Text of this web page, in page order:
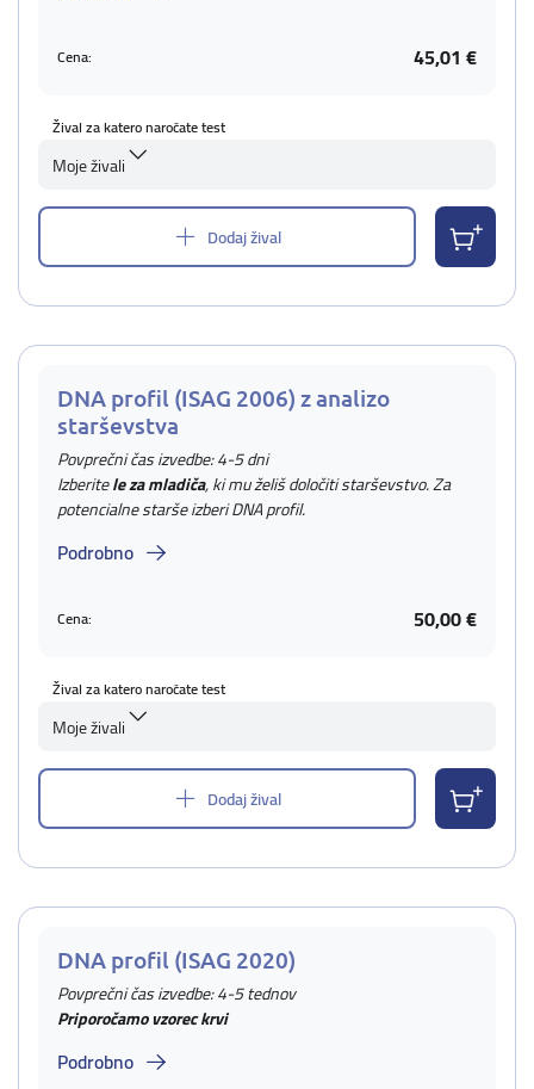
Cena: 45,01 €
Žival za katero naročate test
Moje živali
Dodaj žival
DNA profil (ISAG 2006) z analizo
starševstva
Povprečni čas izvedbe: 4-5 dni
Izberitele za mladiča, ki mu želiš določiti starševstvo. Za
potencialne starše izberi DNA profil.
Podrobno
Cena: 50,00 €
Žival za katero naročate test
Moje živali
Dodaj žival
DNA profil (ISAG 2020)
Povprečni čas izvedbe: 4-5 tednov
Priporočamo vzorec krvi
Podrobno